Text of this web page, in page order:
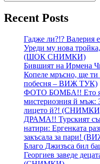
Recent Posts
Гадже ли?!? Валерия
Уреди му нова
(ШОК СНИМКИ)
Бившият на Ирмена
Копеле мръсно, ще
побесня – ВИЖ ТУК)
ФОТО БОМБА!! Ето я
мистериозния й мъж:
лицето й?!
ДРАМА!! Турският
натири: Ергенката
закъсала за пари!
Благо Джизъса бил
Георгиев заведе